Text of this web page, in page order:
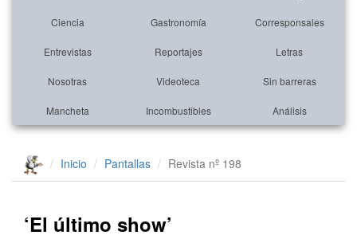
Ciencia Gastronomía Corresponsales
Entrevistas Reportajes Letras
Nosotras Videoteca Sin barreras
Mancheta Incombustibles Análisis
Inicio Pantallas Revista nº 198
‘El último show’